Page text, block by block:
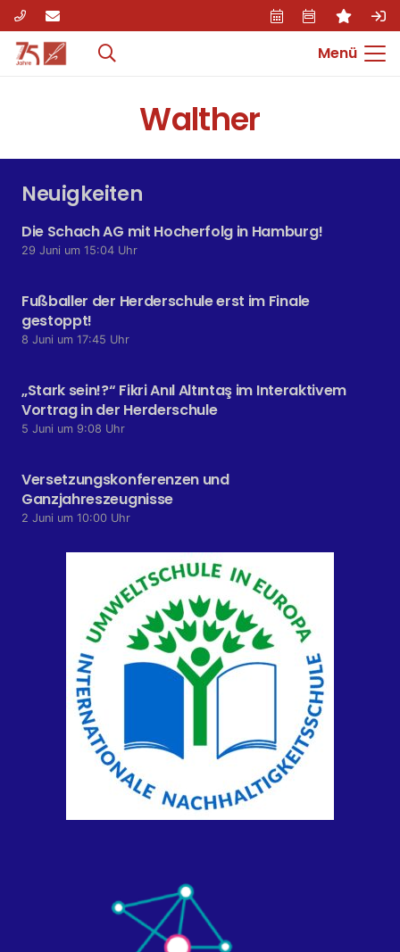
Menü
Walther
Neuigkeiten
Die Schach AG mit Hocherfolg in Hamburg!
29 Juni um 15:04 Uhr
Fußballer der Herderschule erst im Finale
gestoppt!
8 Juni um 17:45 Uhr
„Stark sein!?“ Fikri Anıl Altıntaş im Interaktivem
Vortrag in der Herderschule
5 Juni um 9:08 Uhr
Versetzungskonferenzen und
Ganzjahreszeugnisse
2 Juni um 10:00 Uhr